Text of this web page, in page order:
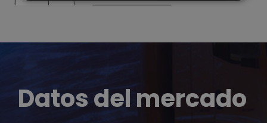
Datos del mercado